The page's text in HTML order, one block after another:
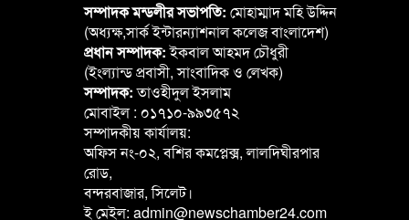
সম্পাদক মন্ডলীর সভাপতি: মোহাম্মাদ মহি উদ্দিন
(অধ্যক্ষ,সার্ক ইন্টারন্যাশনাল কলেজ বাংলাদেশ)
প্রধান সম্পাদক:ইকবাল আহমদ চৌধুরী
(ইংল্যান্ড প্রবাসী, সাংবাদিক ও লেখক)
সম্পাদক:তাওহীদুল ইসলাম
মোবাইল : ০১৭১০-৯৯৩৫৭২
সম্পাদকীয় কার্যালয়:
অফিস নং-০২, বশির কমপ্লেক্স, লালদিঘীরপার
রোড,
বন্দরবাজার, সিলেট।
ই মেইল: admin@newschamber24.com